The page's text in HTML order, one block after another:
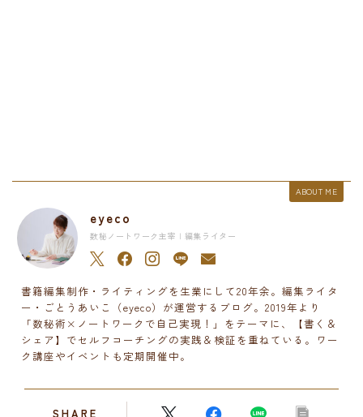
ABOUT ME
eyeco
数秘ノートワーク主宰 | 編集ライター
書籍編集制作・ライティングを生業にして20年余。編集ライタ
ー・ごとうあいこ（eyeco）が運営するブログ。2019年より
「数秘術×ノートワークで自己実現！」をテーマに、【書く＆
シェア】でセルフコーチングの実践＆検証を重ねている。ワー
ク講座やイベントも定期開催中。
SHARE